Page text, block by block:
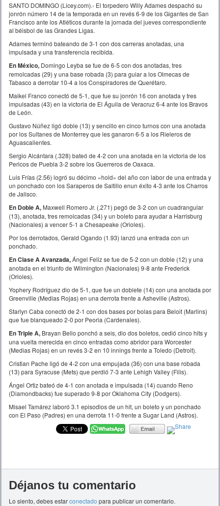
SANTO DOMINGO (Licey.com).- El torpedero Willy Adames despachó su
jonrón número 14 de la temporada en un revés 6-9 de los Gigantes de San
Francisco ante los Atléticos durante la jornada del jueves correspondiente
al béisbol de las Grandes Ligas.
Adames terminó bateando de 3-1 con dos carreras anotadas, una
impulsada y una transferencia recibida.
En México, Domingo Leyba se fue de 6-5 con dos anotadas, tres
remolcadas (29) y una base robada (3) para guiar a los Olmecas de
Tabasco a derrotar 10-4 a los Conspiradores de Querétaro.
Maikel Franco conectó de 5-1, que fue su jonrón 16 con anotada y tres
impulsadas (43) en la victoria de El Águila de Veracruz 6-4 ante los Bravos
de León.
Gustavo Núñez ligó doble (13) y sencillo en cinco turnos con una anotada
por los Sultanes de Monterrey que les ganaron 6-5 a los Rieleros de
Aguascalientes.
Sergio Alcántara (.328) bateó de 4-2 con una anotada en la victoria de los
Pericos de Puebla 3-2 sobre los Guerreros de Oaxaca.
Luis Frías (2.56) logró su décimo «hold» del año con labor de una entrada y
un ponchado con los Saraperos de Saltillo enun éxito 4-3 ante los Charros
de Jalisco.
En Doble A, Maxwell Romero Jr. (.271) pegó de 3-2 con un cuadrangular
(13), anotada, tres remolcadas (34) y un boleto para ayudar a Harrisburg
(Nacionales) a vencer 5-1 a Chesapeake (Orioles).
Por los derrotados, Gerald Ogando (1.93) lanzó una entrada con un
ponchado.
En Clase A Avanzada,Ángel Feliz se fue de 5-2 con un doble (12) y una
anotada en el triunfo de Wilmington (Nacionales) 9-8 ante Frederick
(Orioles).
Yophery Rodríguez dio de 5-1, que fue un doblete (14) con una anotada por
Greenville (Medias Rojas) en una derrota frente a Asheville (Astros).
Starlyn Caba conectó de 2-1 con dos bases por bolas para Beloit (Marlins)
que fue blanqueado 2-0 por Peoria (Cardenales).
En Triple A, Brayan Bello ponchó a seis, dio dos boletos, cedió cinco hits y
una vuelta merecida en cinco entradas como abridor para Worcester
(Medias Rojas) en un revés 3-2 en 10 innings frente a Toledo (Detroit).
Cristian Pache ligó de 4-2 con una empujada (36) con una base robada
(13) para Syracuse (Mets) que perdió 7-3 ante Lehigh Valley (Filis).
Ángel Ortiz bateó de 4-1 con anotada e impulsada (14) cuando Reno
(Diamondbacks) fue superado 9-8 por Oklahoma City (Dodgers).
Misael Tamárez laboró 3.1 episodios de un hit, un boleto y un ponchado
con El Paso (Padres) en una derrota 11-0 frente a Sugar Land (Astros).
Déjanos tu comentario
Lo siento, debes estarconectado para publicar un comentario.